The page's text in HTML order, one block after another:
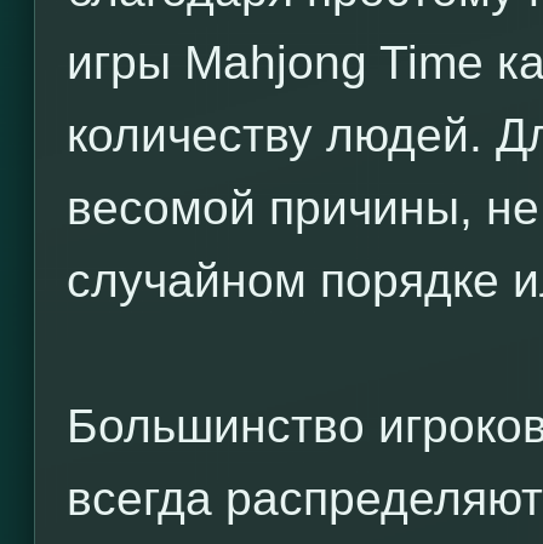
игры Mahjong Time
количеству людей.
весомой причины,
случайном порядке
Большинство
всегда